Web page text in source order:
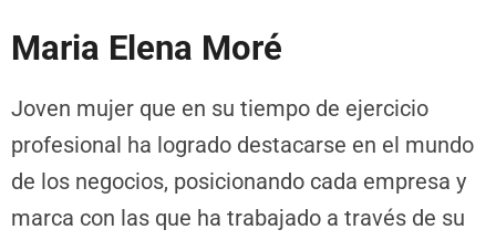
Maria Elena Moré
Joven mujer que en su tiempo de ejercicio
profesional ha logrado destacarse en el mundo
de los negocios, posicionando cada empresa y
marca con las que ha trabajado a través de su